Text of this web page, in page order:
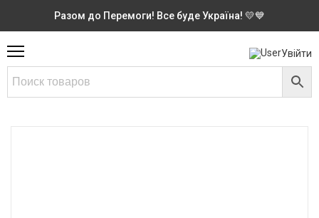
Разом до Перемоги! Все буде Україна! 💛💙
Увійти